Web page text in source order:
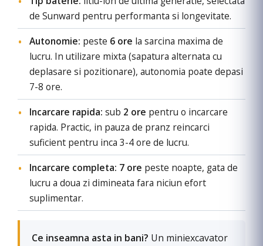
de Sunward pentru performanta si longevitate.
Autonomie: peste 6 ore la sarcina maxima de
lucru. In utilizare mixta (sapatura alternata cu
deplasare si pozitionare), autonomia poate depasi
7-8 ore.
Incarcare rapida: sub 2 ore pentru o incarcare
rapida. Practic, in pauza de pranz reincarci
suficient pentru inca 3-4 ore de lucru.
Incarcare completa: 7 ore peste noapte, gata de
lucru a doua zi dimineata fara niciun efort
suplimentar.
Ce inseamna asta in bani? Un miniexcavator